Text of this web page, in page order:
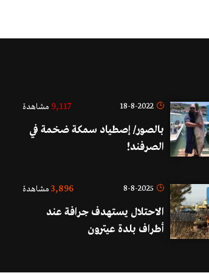
18-8-2022
9,117 مشاهدة
بالصور/ إصطياد سمكة ضخمة في
الصرفند!
8-8-2025
3,896مشاهدة
الاحتلال يستهدف جرافة عند
أطراف بلدة عيترون